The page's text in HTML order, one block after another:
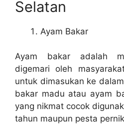
Selatan
Ayam Bakar
Ayam bakar adalah
digemari oleh
untuk dimasukan ke
bakar madu atau ayam
yang nikmat cocok
tahun maupun pesta